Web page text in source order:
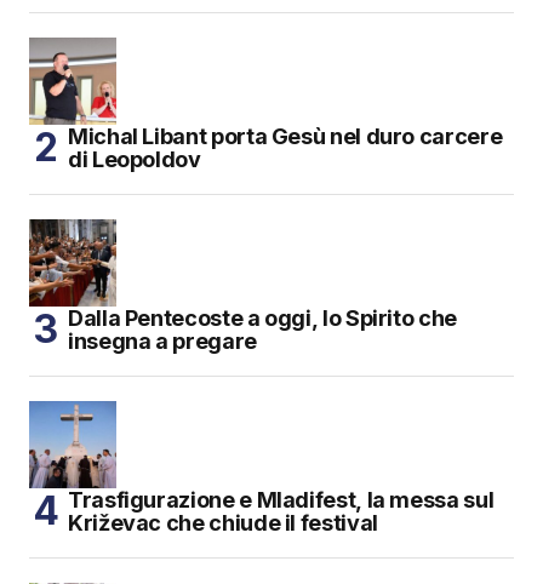
Michal Libant porta Gesù nel duro carcere
di Leopoldov
Dalla Pentecoste a oggi, lo Spirito che
insegna a pregare
Trasfigurazione e Mladifest, la messa sul
Križevac che chiude il festival